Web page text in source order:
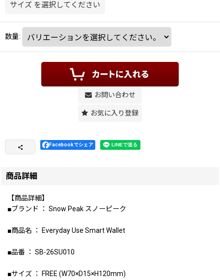
サイズ を選択してください
数量:
お問い合わせ
お気に入り登録
Facebookでシェア
商品詳細
【商品詳細】
■ブランド ： Snow Peak スノーピーク
■商品名 ： Everyday Use Smart Wallet
■品番 ： SB-26SU010
■サイズ ： FREE (W70×D15×H120mm)